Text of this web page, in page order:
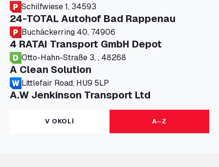
Schilfwiese 1, 34593
24-TOTAL Autohof Bad Rappenau
Buchäckerring 40, 74906
4 RATAI Transport GmbH Depot
Otto-Hahn-Straße 3, , 48268
A Clean Solution
Littlefair Road, HU9 5LP
A.W Jenkinson Transport Ltd
Progress House, ME11 5GA
A+G Nettetal - Depot Parking
Am Panneschopp 7, 41334
V OKOLÍ A–Z